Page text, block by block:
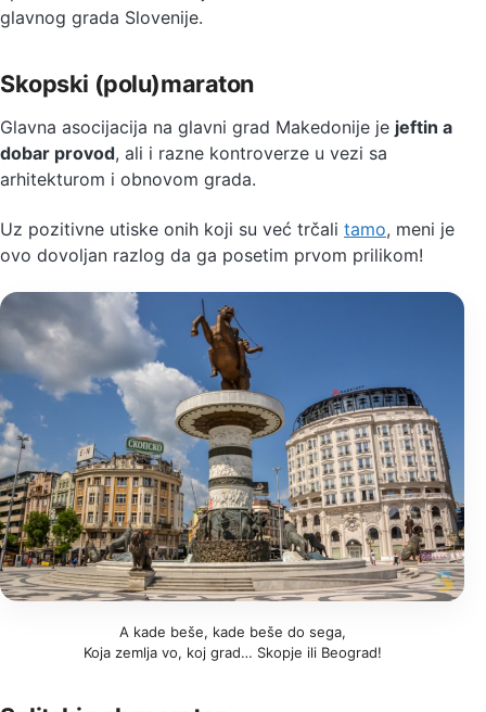
glavnog grada Slovenije.
Skopski (polu)maraton
Glavna asocijacija na glavni grad Makedonije je jeftin a
dobar provod, ali i razne kontroverze u vezi sa
arhitekturom i obnovom grada.
Uz pozitivne utiske onih koji su već trčali tamo, meni je
ovo dovoljan razlog da ga posetim prvom prilikom!
A kade beše, kade beše do sega,
Koja zemlja vo, koj grad… Skopje ili Beograd!